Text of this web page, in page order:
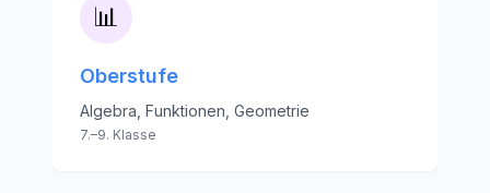
📊
Oberstufe
Algebra, Funktionen, Geometrie
7.–9. Klasse